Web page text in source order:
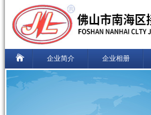
企业简介 企业相册